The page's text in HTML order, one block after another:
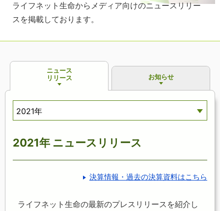
チャットサポート 電話で相談
ライフネット生命からメディア向けのニュースリリー
スを掲載しております。
ニュース
リリース
お知らせ
2021年
2021年 ニュースリリース
決算情報・過去の決算資料はこちら
ライフネット生命の最新のプレスリリースを紹介し